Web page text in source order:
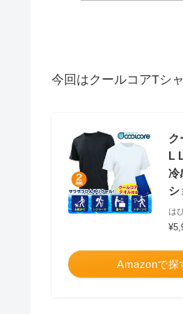
今回はクールコアTシ
ク
L
冷
シ
は
Amazonで探